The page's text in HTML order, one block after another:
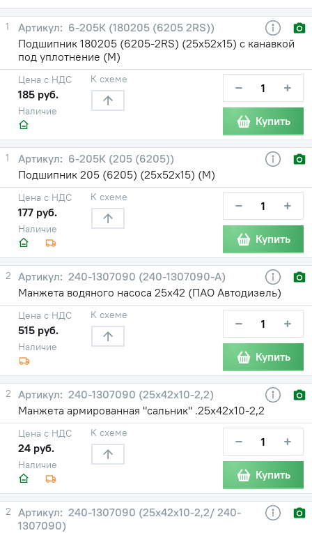
1
6-205К (180205 (6205 2RS))
Подшипник 180205 (6205-2RS) (25х52х15) с канавкой
под уплотнение (М)
Наличие
Цена с НДС
185 руб.
К схеме − +
Купить
1
6-205К (205 (6205))
Подшипник 205 (6205) (25х52х15) (М)
Наличие
Цена с НДС
177 руб.
К схеме − +
Купить
2
240-1307090 (240-1307090-А)
Манжета водяного насоса 25х42 (ПАО Автодизель)
Наличие
Цена с НДС
515 руб.
К схеме − +
Купить
2
240-1307090 (25х42х10-2,2)
Манжета армированная "сальник" .25х42х10-2,2
Наличие
Цена с НДС
24 руб.
К схеме − +
Купить
2
240-1307090 (25х42х10-2,2/ 240-
1307090)